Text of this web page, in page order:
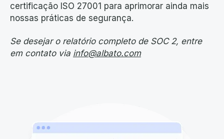
certificação ISO 27001 para aprimorar ainda mais
nossas práticas de segurança.
Se desejar o relatório completo de SOC 2, entre
em contato via info@albato.com